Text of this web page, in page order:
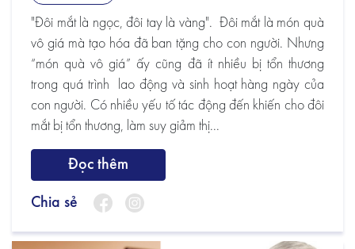
"Đôi mắt là ngọc, đôi tay là vàng". Đôi mắt là món quà
vô giá mà tạo hóa đã ban tặng cho con người. Nhưng
“món quà vô giá” ấy cũng đã ít nhiều bị tổn thương
trong quá trình lao động và sinh hoạt hàng ngày của
con người. Có nhiều yếu tố tác động đến khiến cho đôi
mắt bị tổn thương, làm suy giảm thị...
Đọc thêm
Chia sẻ